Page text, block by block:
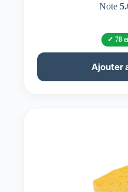
Note
78
Ajouter